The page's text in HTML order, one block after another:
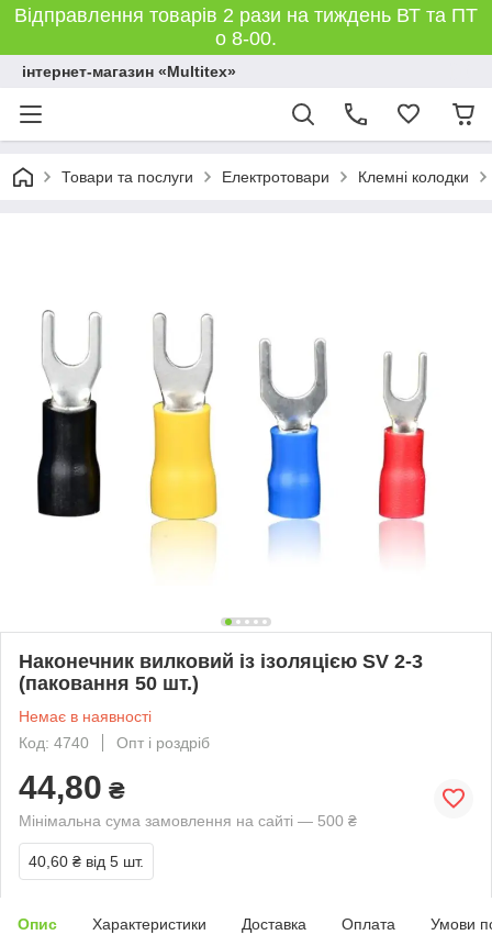
Відправлення товарів 2 рази на тиждень ВТ та ПТ
о 8-00.
інтернет-магазин «Multitex»
Товари та послуги Електротовари Клемні колодки
Наконечник вилковий із ізоляцією SV 2-3
(паковання 50 шт.)
Немає в наявності
Код: 4740
Опт і роздріб
44,80 ₴
Мінімальна сума замовлення на сайті — 500 ₴
40,60 ₴ від 5 шт.
Опис Характеристики Доставка Оплата Умови